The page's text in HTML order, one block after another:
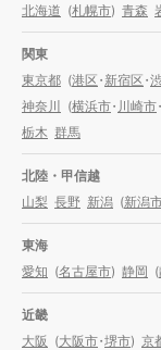
北海道 (札幌市) 青森
関東
東京都 (港区・新宿区・
神奈川 (横浜市・川崎市
栃木 群馬
北陸・甲信越
山梨 長野 新潟 (新潟
東海
愛知 (名古屋市) 静岡 (
近畿
大阪 (大阪市・堺市) 京